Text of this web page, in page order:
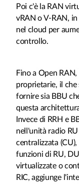
Poi c'è la RAN
vRAN o V-RAN,
nel cloud per
controllo.
Fino a Open
proprietarie, il
fornire sia BBU
questa
Invece di RRH e
nell'unità radio
centralizzata
funzioni di RU,
virtualizzate o
RIC, aggiunge